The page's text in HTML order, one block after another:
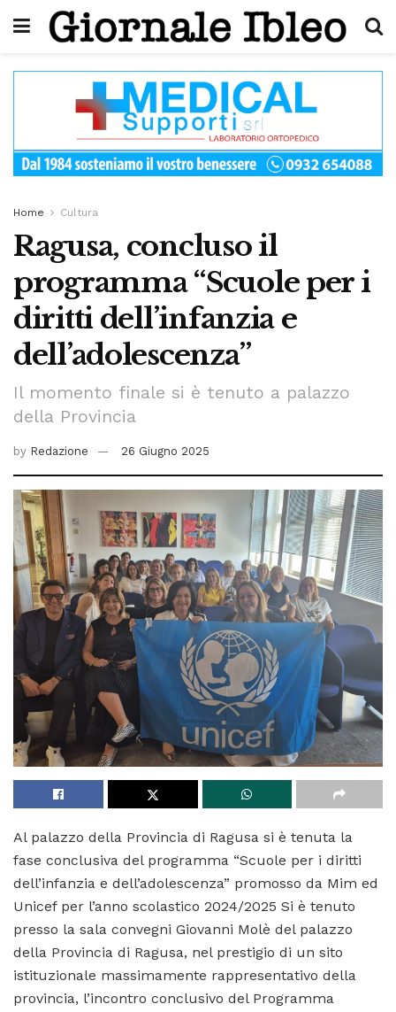
Home Cultura
Ragusa, concluso il
programma “Scuole per i
diritti dell’infanzia e
dell’adolescenza”
Il momento finale si è tenuto a palazzo
della Provincia
by Redazione 26 Giugno 2025
Al palazzo della Provincia di Ragusa si è tenuta la
fase conclusiva del programma “Scuole per i diritti
dell’infanzia e dell’adolescenza” promosso da Mim ed
Unicef per l’anno scolastico 2024/2025 Si è tenuto
presso la sala convegni Giovanni Molè del palazzo
della Provincia di Ragusa, nel prestigio di un sito
istituzionale massimamente rappresentativo della
provincia, l’incontro conclusivo del Programma